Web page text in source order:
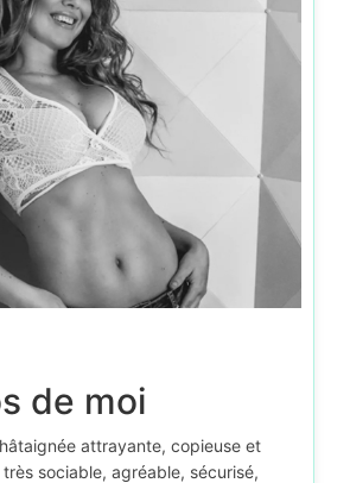
de moi
attrayante, copieuse et
sociable, agréable, sécurisé,